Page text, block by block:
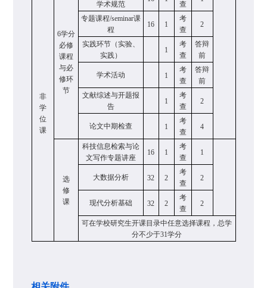
非
学
位
课
6学分
必修
课程
与必
修环
节
学术规范
查
专题课程/seminar课
程
16 1
考
查
2
实践环节（实验、
实践）
1
考
查
答辩
前
学术活动 1
考
查
答辩
前
文献综述与开题报
告
1
考
查
2
论文中期检查 1
考
查
4
选
修
课
科技信息检索与论
文写作专题讲座
16 1
考
查
1
大数据分析 32 2
考
查
2
现代分析基础 32 2
考
查
2
可在学校研究生开课目录中任意选择课程，总学
分不少于31学分